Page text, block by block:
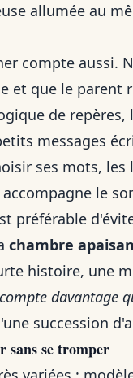
allumée au
compte aussi.
et que le parent
de
messages
ses mots,
le
préférable
chambre
histoire, une
davantage
succession
sans se tromper